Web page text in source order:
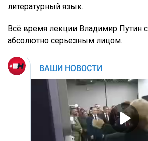
литературный язык.
Всё время лекции Владимир Путин
абсолютно серьезным лицом.